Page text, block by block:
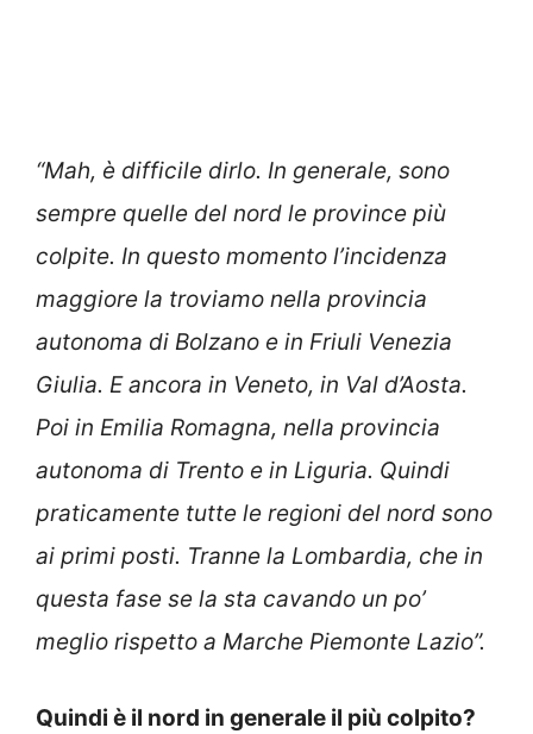
“Mah, è difficile dirlo. In generale, sono
sempre quelle del nord le province più
colpite. In questo momento l’incidenza
maggiore la troviamo nella provincia
autonoma di Bolzano e in Friuli Venezia
Giulia. E ancora in Veneto, in Val d’Aosta.
Poi in Emilia Romagna, nella provincia
autonoma di Trento e in Liguria. Quindi
praticamente tutte le regioni del nord sono
ai primi posti. Tranne la Lombardia, che in
questa fase se la sta cavando un po’
meglio rispetto a Marche Piemonte Lazio”.
Quindi è il nord in generale il più colpito?